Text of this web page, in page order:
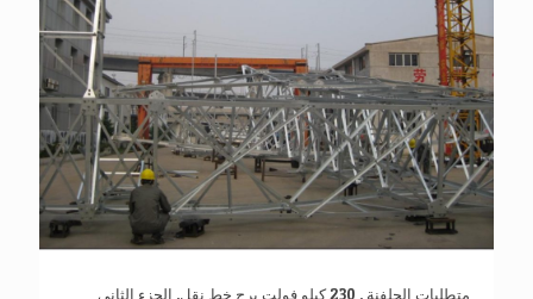
متطلبات الجلفنة , 230 كيلو فولت برج خط نقل, الجزء الثاني